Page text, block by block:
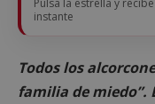
instante
Todos los
familia de miedo”.